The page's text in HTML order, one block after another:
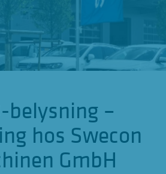
t
i
n
belysning –
hos Swecon
GmbH